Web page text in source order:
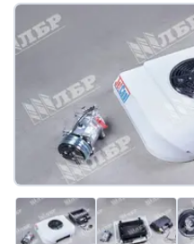
Ремень привода
Монтажный набор
Инструкция по